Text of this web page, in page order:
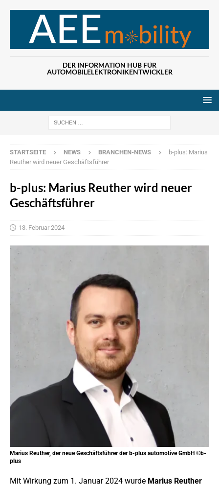
DER INFORMATION HUB FÜR
AUTOMOBILELEKTRONIKENTWICKLER
STARTSEITE NEWS BRANCHEN-NEWS
b-plus: Marius
Reuther wird neuer Geschäftsführer
b-plus: Marius Reuther wird neuer
Geschäftsführer
13. Februar 2024
Marius Reuther, der neue Geschäftsführer der b-plus automotive GmbH ©b-
plus
Mit Wirkung zum 1. Januar 2024 wurde Marius Reuther